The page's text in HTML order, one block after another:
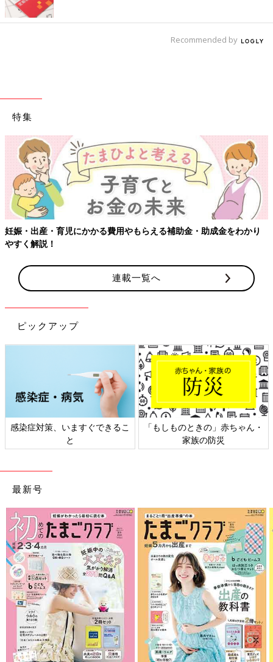
Recommended by
特集
【ワクチン接種できるものも】妊婦の感染症対策、知っておいて
連載一覧へ
ピックアップ
・
日本外来小児科学会リーフレッ
六星占術 細木かおりさんの
相談
最新号